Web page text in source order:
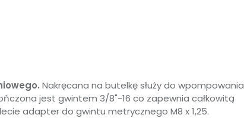
Nakręcana na butelkę służy do wpompowania
jest gwintem 3/8"-16 co zapewnia całkowitą
adapter do gwintu metrycznego M8 x 1,25.